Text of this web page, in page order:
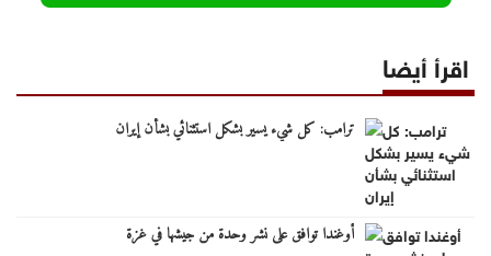
اقرأ أيضا
ترامب: كل شيء يسير بشكل استثنائي بشأن إيران
أوغندا توافق على نشر وحدة من جيشها في غزة